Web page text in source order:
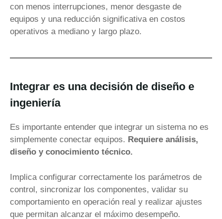
con menos interrupciones, menor desgaste de
equipos y una reducción significativa en costos
operativos a mediano y largo plazo.
Integrar es una decisión de diseño e
ingeniería
Es importante entender que integrar un sistema no es
simplemente conectar equipos. Requiere análisis,
diseño y conocimiento técnico.
Implica configurar correctamente los parámetros de
control, sincronizar los componentes, validar su
comportamiento en operación real y realizar ajustes
que permitan alcanzar el máximo desempeño.